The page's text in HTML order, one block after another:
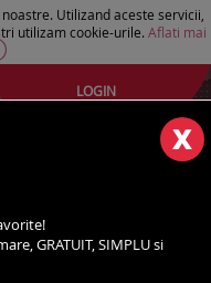
Utilizand aceste servicii,
utilizam cookie-urile. Aflati mai
LOGIN
GRATUIT, SIMPLU si